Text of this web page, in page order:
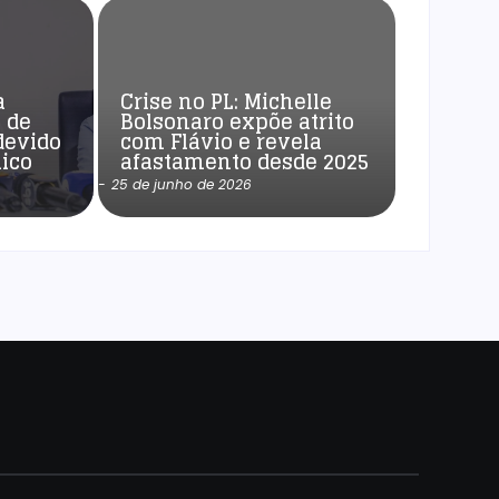
Crise no PL: Michelle
Bolsonaro expõe atrito
com Flávio e revela
afastamento desde 2025
- 25 de junho de 2026